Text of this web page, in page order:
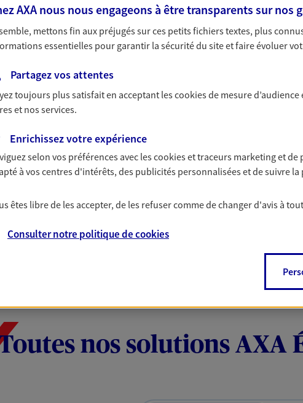
Santé
adaptez vos garanties à votre budget et situation tout en
si vous avez 60 ans et plus ; et si vous êtes un
nous pour plus d’information sur l’offre et ses conditions.
nos solutions AXA
AXA nous nous engageons à être transparents sur nos
mettons fin aux préjugés sur ces petits fichiers textes, plus
essentielles pour garantir la sécurité du site et faire évoluer
Partagez vos attentes
toujours plus satisfait en acceptant lescookiesde mesure
et nos services.
Enrichissez votre expérience
selon vos préférences avec lescookies et traceurs marketing et de
à vos centres d'intérêts, des publicités personnalisées et de suivre
êtes libre de les accepter, de les refuser comme de changer d'avis à
Consulter notre politique decookies